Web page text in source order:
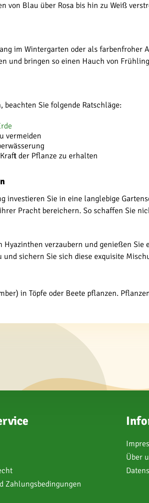
von Blau über Rosa bis hin zu Weiß
im Wintergarten oder als
und bringen so einen Hauch von
Sie folgende Ratschläge:
vermeiden
der Pflanze zu erhalten
investieren Sie in eine langlebige
Pracht bereichern. So schaffen Sie
Hyazinthen verzaubern und genießen
sichern Sie sich diese exquisite
in Töpfe oder Beete pflanzen.
Zahlungsbedingungen
Über